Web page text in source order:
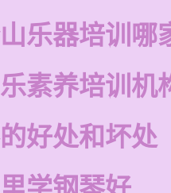
乐器培训哪
素养培训机
好处和坏处